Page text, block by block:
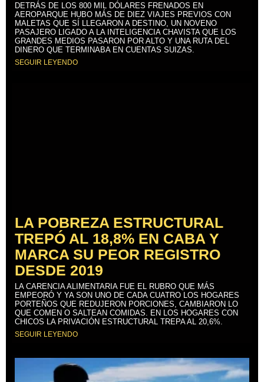
DETRÁS DE LOS 800 MIL DÓLARES FRENADOS EN
AEROPARQUE HUBO MÁS DE DIEZ VIAJES PREVIOS CON
MALETAS QUE SÍ LLEGARON A DESTINO, UN NOVENO
PASAJERO LIGADO A LA INTELIGENCIA CHAVISTA QUE LOS
GRANDES MEDIOS PASARON POR ALTO Y UNA RUTA DEL
DINERO QUE TERMINABA EN CUENTAS SUIZAS.
SEGUIR LEYENDO
LA POBREZA ESTRUCTURAL
TREPÓ AL 18,8% EN CABA Y
MARCA SU PEOR REGISTRO
DESDE 2019
LA CARENCIA ALIMENTARIA FUE EL RUBRO QUE MÁS
EMPEORÓ Y YA SON UNO DE CADA CUATRO LOS HOGARES
PORTEÑOS QUE REDUJERON PORCIONES, CAMBIARON LO
QUE COMEN O SALTEAN COMIDAS. EN LOS HOGARES CON
CHICOS LA PRIVACIÓN ESTRUCTURAL TREPA AL 20,6%.
SEGUIR LEYENDO